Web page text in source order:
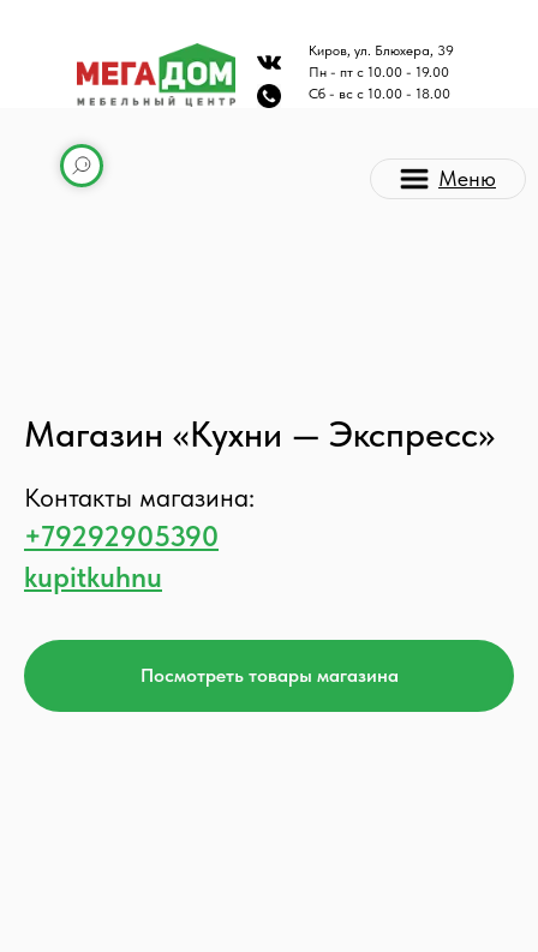
Киров, ул. Блюхера, 39
Пн - пт с 10.00 - 19.00
Сб - вс с 10.00 - 18.00
Меню
Магазин «Кухни — Экспресс»
Контакты магазина:
+79292905390
kupitkuhnu
Посмотреть товары магазина